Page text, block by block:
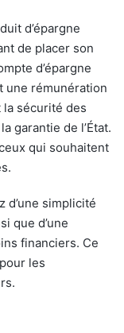
d’épargne
de placer son
d’épargne
une rémunération
la sécurité des
garantie de l’État.
qui souhaitent
d’une simplicité
que d’une
financiers. Ce
les